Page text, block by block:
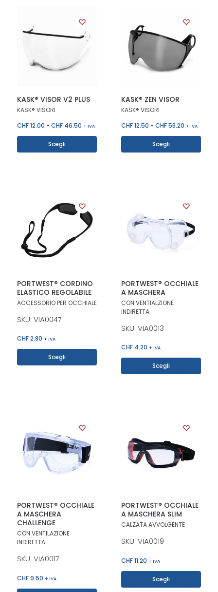
KASK® VISOR V2 PLUS
KASK® VISORI
CHF12.00 - CHF 46.50 + IVA
Scegli
KASK® ZEN VISOR
KASK® VISORI
CHF12.50 - CHF53.20 + IVA
Scegli
PORTWEST® CORDINO
ELASTICO REGOLABILE
ACCESSORIO PER OCCHIALE
SKU: VIA0047
CHF2.80 + IVA
Scegli
PORTWEST® OCCHIALE
A MASCHERA
CON VENTIALZIONE
INDIRETTA
SKU: VIA0013
CHF 4.20 + IVA
Scegli
PORTWEST® OCCHIALE
A MASCHERA
CHALLENGE
CON VENTILAZIONE
INDIRETTA
SKU: VIA0017
CHF9.50 + IVA
PORTWEST® OCCHIALE
A MASCHERA SLIM
CALZATA AVVOLGENTE
SKU: VIA0019
CHF11.20 + IVA
Scegli